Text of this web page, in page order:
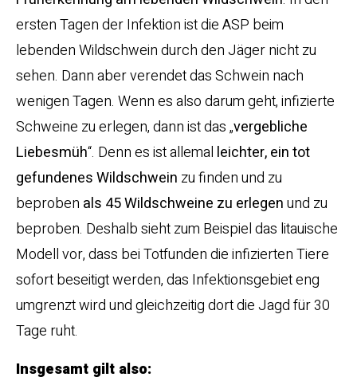
ersten Tagen der Infektion ist die ASP beim
lebenden Wildschwein durch den Jäger nicht zu
sehen. Dann aber verendet das Schwein nach
wenigen Tagen. Wenn es also darum geht, infizierte
Schweine zu erlegen, dann ist das „vergebliche
Liebesmüh“. Denn es ist allemal leichter, ein tot
gefundenes Wildschwein zu finden und zu
beproben als 45 Wildschweine zu erlegenund zu
beproben. Deshalb sieht zum Beispiel das litauische
Modell vor, dass bei Totfunden die infizierten Tiere
sofort beseitigt werden, das Infektionsgebiet eng
umgrenzt wird und gleichzeitig dort die Jagd für 30
Tage ruht.
Insgesamt gilt also: